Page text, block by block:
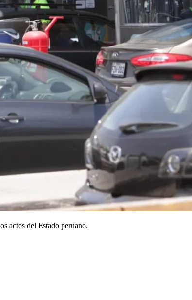
actos del Estado peruano.